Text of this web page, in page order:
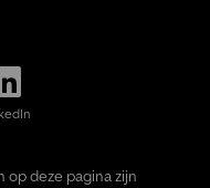
op deze pagina zijn